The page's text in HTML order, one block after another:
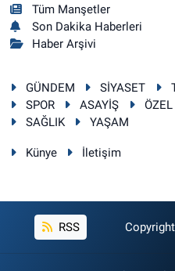
Tüm Manşetler
Son Dakika Haberleri
Haber Arşivi
GÜNDEM SİYASET
SPOR
ASAYİŞ
SAĞLIK
YAŞAM
Künye İletişim
RSS